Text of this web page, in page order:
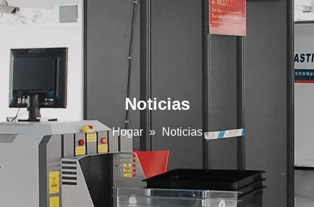
Noticias
Hogar » Noticias